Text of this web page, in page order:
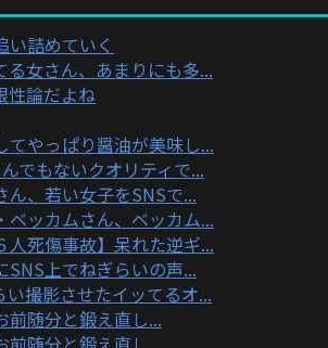
詰めていく
る女さん、あまりにも多...
性論だよね
てやっぱり醤油が美味し...
でもないクオリティで...
ん、若い女子をSNSで...
ベッカムさん、ベッカム...
人死傷事故】呆れた逆ギ...
上でねぎらいの声...
撮影させたイッてるオ...
前随分と鍛え直し...